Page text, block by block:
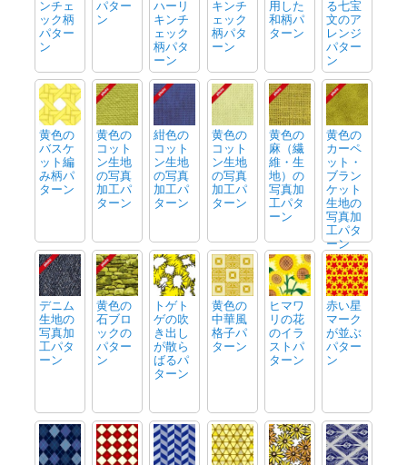
ンチェ
ック柄
パター
ン
パター
ン
ハーリ
キンチ
ェック
柄パタ
ーン
キンチ
ェック
柄パタ
ーン
用した
和柄パ
ターン
る七宝
文のア
レンジ
パター
ン
黄色の
バスケ
ット編
み柄パ
ターン
黄色の
コット
ン生地
の写真
加工パ
ターン
紺色の
コット
ン生地
の写真
加工パ
ターン
黄色の
コット
ン生地
の写真
加工パ
ターン
黄色の
麻（繊
維・生
地）の
写真加
工パタ
ーン
黄色の
カーペ
ット・
ブラン
ケット
生地の
写真加
工パタ
ーン
デニム
生地の
写真加
工パタ
ーン
黄色の
石ブロ
ックの
パター
ン
トゲト
ゲの吹
き出し
が散ら
ばるパ
ターン
黄色の
中華風
格子パ
ターン
ヒマワ
リの花
のイラ
ストパ
ターン
赤い星
マーク
が並ぶ
パター
ン